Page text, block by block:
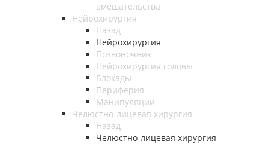
вмешательства
Нейрохирургия
Назад
Нейрохирургия
Позвоночник
Нейрохирургия головы
Блокады
Периферия
Манипуляции
Челюстно-лицевая хирургия
Назад
Челюстно-лицевая хирургия